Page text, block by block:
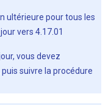
ultérieure pour tous les
vers 4.17.01
vous devez
suivre la procédure